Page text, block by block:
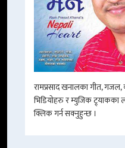
रामप्रसाद खनालका गीत, गजल,
भिडियोहरु र म्युजिक ट्र्याकका
क्लिक गर्न सक्नुहुन्छ ।